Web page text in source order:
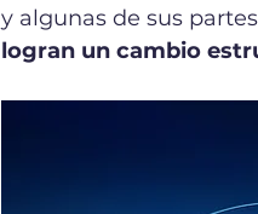
y algunas de sus
logran un cambio